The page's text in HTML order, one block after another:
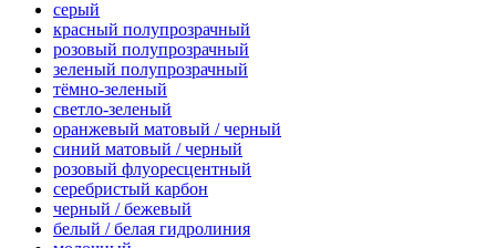
серый
красный полупрозрачный
розовый полупрозрачный
зеленый полупрозрачный
тёмно-зеленый
светло-зеленый
оранжевый матовый / черный
синий матовый / черный
розовый флуоресцентный
серебристый карбон
черный / бежевый
белый / белая гидролиния